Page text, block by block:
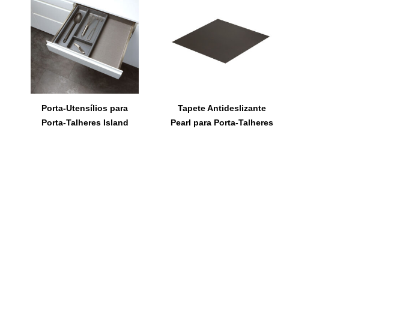
Porta-Utensílios para
Porta-Talheres Island
Tapete Antideslizante
Pearl para Porta-Talheres